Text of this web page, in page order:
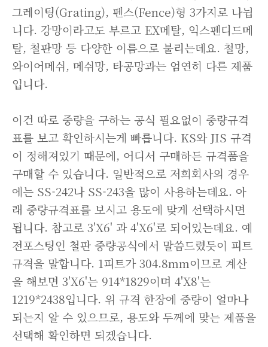
그레이팅(Grating), 펜스(Fence)형 3가지로 나뉩
니다. 강망이라고도 부르고 EX메탈, 익스펜디드메
탈, 철판망 등 다양한 이름으로 불리는데요. 철망,
와이어메쉬, 메쉬망, 타공망과는 엄연히 다른 제품
입니다.
이건 따로 중량을 구하는 공식 필요없이 중량규격
표를 보고 확인하시는게 빠릅니다. KS와 JIS 규격
이 정해져있기 때문에, 어디서 구매하든 규격품을
구매할 수 있습니다. 일반적으로 저희회사의 경우
에는 SS-242나 SS-243을 많이 사용하는데요. 아
래 중량규격표를 보시고 용도에 맞게 선택하시면
됩니다. 참고로 3'X6' 과 4'X6'로 되어있는데요. 예
전포스팅인 철판 중량공식에서 말씀드렸듯이 피트
규격을 말합니다. 1피트가 304.8mm이므로 계산
을 해보면 3'X6'는 914*1829이며 4'X8'는
1219*2438입니다. 위 규격 한장에 중량이 얼마나
되는지 알 수 있으므로, 용도와 두께에 맞는 제품을
선택해 확인하면 되겠습니다.